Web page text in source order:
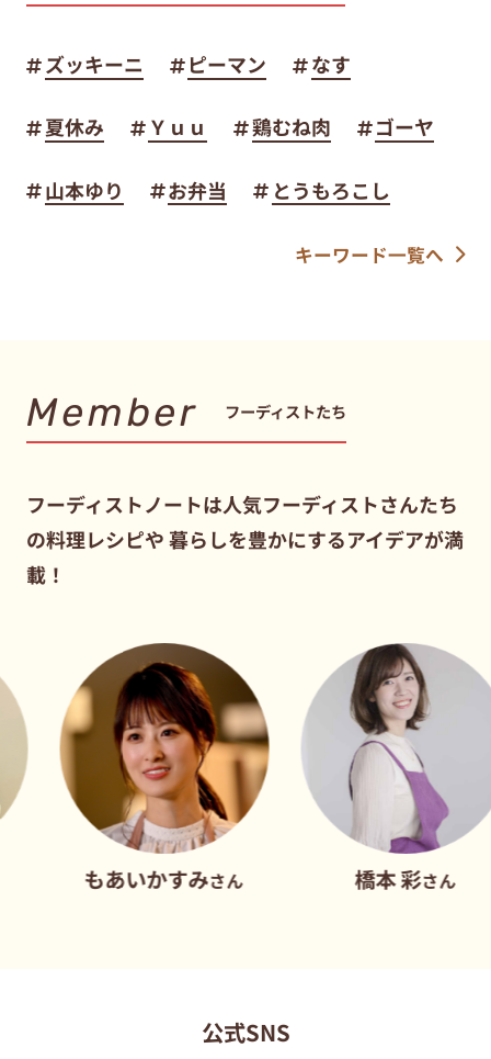
ズッキーニ ピーマン なす
夏休み Ｙｕｕ 鶏むね肉 ゴーヤ
山本ゆり お弁当 とうもろこし
キーワード一覧へ
Member フーディストたち
フーディストノートは人気フーディストさんたち
の料理レシピや暮らしを豊かにするアイデアが満
載！
あいかすみさん さん
公式SNS